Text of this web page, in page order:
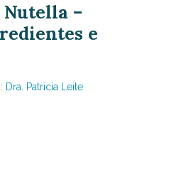
Nutella –
e
Dra. Patricia Leite